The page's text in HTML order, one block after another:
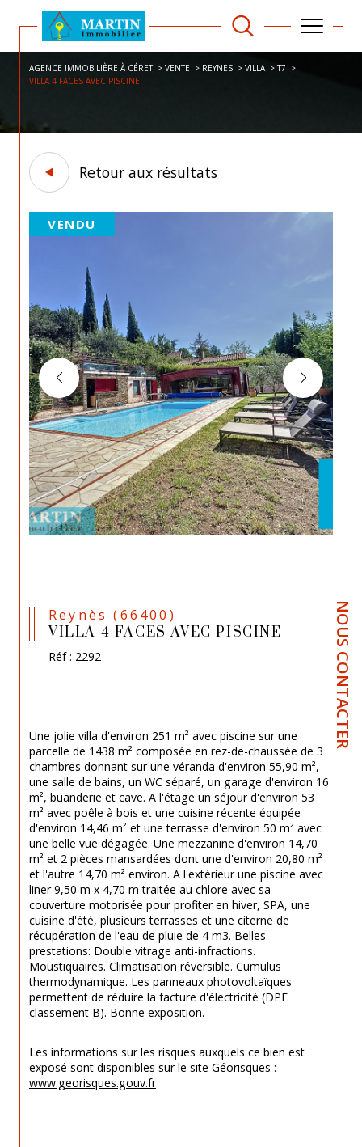
NOUS CONTACTER
AGENCE IMMOBILIÈRE À CÉRET VENTE REYNES VILLA
T7
VILLA 4 FACES AVEC PISCINE
Retour aux résultats
VENDU
Reynès (66400)
VILLA 4 FACES AVEC PISCINE
Réf : 2292
Une jolie villa d'environ 251 m² avec piscine sur une
parcelle de 1438 m² composée en rez-de-chaussée de 3
chambres donnant sur une véranda d'environ 55,90 m²,
une salle de bains, un WC séparé, un garage d'environ 16
m², buanderie et cave. A l'étage un séjour d'environ 53
m² avec poêle à bois et une cuisine récente équipée
d'environ 14,46 m² et une terrasse d'environ 50 m² avec
une belle vue dégagée. Une mezzanine d'environ 14,70
m² et 2 pièces mansardées dont une d'environ 20,80 m²
et l'autre 14,70 m² environ. A l'extérieur une piscine avec
liner 9,50 m x 4,70 m traitée au chlore avec sa
couverture motorisée pour profiter en hiver, SPA, une
cuisine d'été, plusieurs terrasses et une citerne de
récupération de l'eau de pluie de 4 m3. Belles
prestations: Double vitrage anti-infractions.
Moustiquaires. Climatisation réversible. Cumulus
thermodynamique. Les panneaux photovoltaïques
permettent de réduire la facture d'électricité (DPE
classement B). Bonne exposition.
Les informations sur les risques auxquels ce bien est
exposé sont disponibles sur le site Géorisques :
www.georisques.gouv.fr